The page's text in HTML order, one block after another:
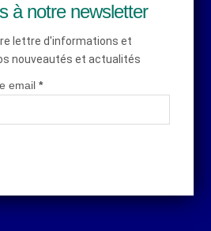
à notre newsletter
lettre d'informations et
nouveautés et actualités
email*